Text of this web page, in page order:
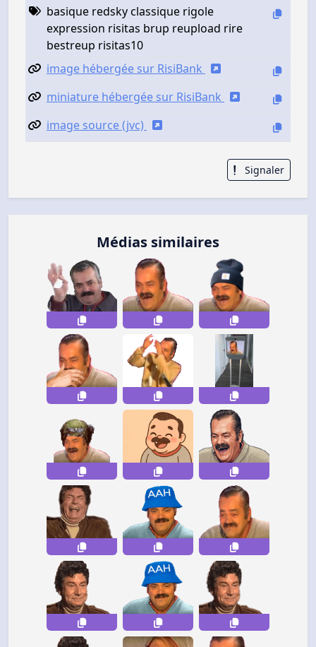
basique redsky classique rigole
expression risitas brup reupload rire
bestreup risitas10
image hébergée sur RisiBank
miniature hébergée sur RisiBank
image source (jvc)
Signaler
Médias similaires